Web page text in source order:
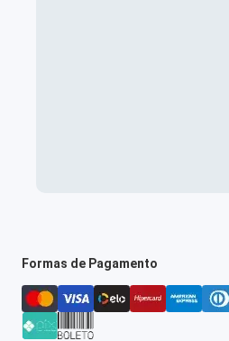
Formas de Pagamento